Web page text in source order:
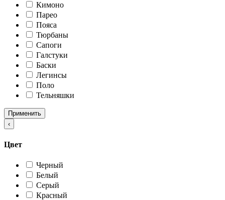
Кимоно
Парео
Пояса
Тюрбаны
Сапоги
Галстуки
Баски
Легинсы
Поло
Тельняшки
Применить
‹
Цвет
Черный
Белый
Серый
Красный